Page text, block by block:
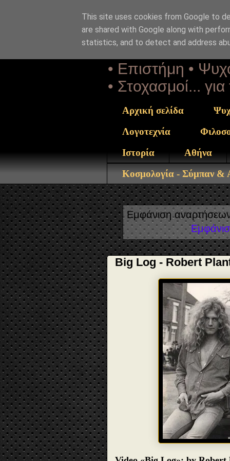
Αέναη
• Επιστήμη •
• Στοχασμοί...
Αρχική σελίδα
Λογοτεχνία
Ιστορία
Αθήνα
Κοσμολογία - Σύμπαν &
Εμφάνιση
Big Log - Robert
This site uses cookies from Google to
are shared with Google along with
statistics, and to detect and address